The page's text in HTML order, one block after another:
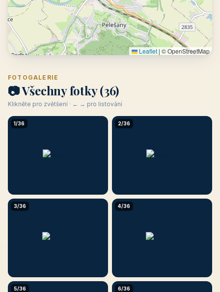
Leaflet | © OpenStreetMap
FOTOGALERIE
📷 Všechny fotky (36)
Klikněte pro zvětšení · ← → pro listování
1/36 2/36
3/36 4/36
5/36 6/36